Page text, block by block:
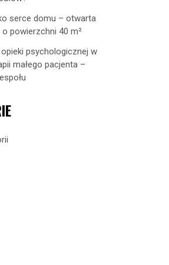
serce domu – otwarta
powierzchni 40 m²
psychologicznej w
małego pacjenta –